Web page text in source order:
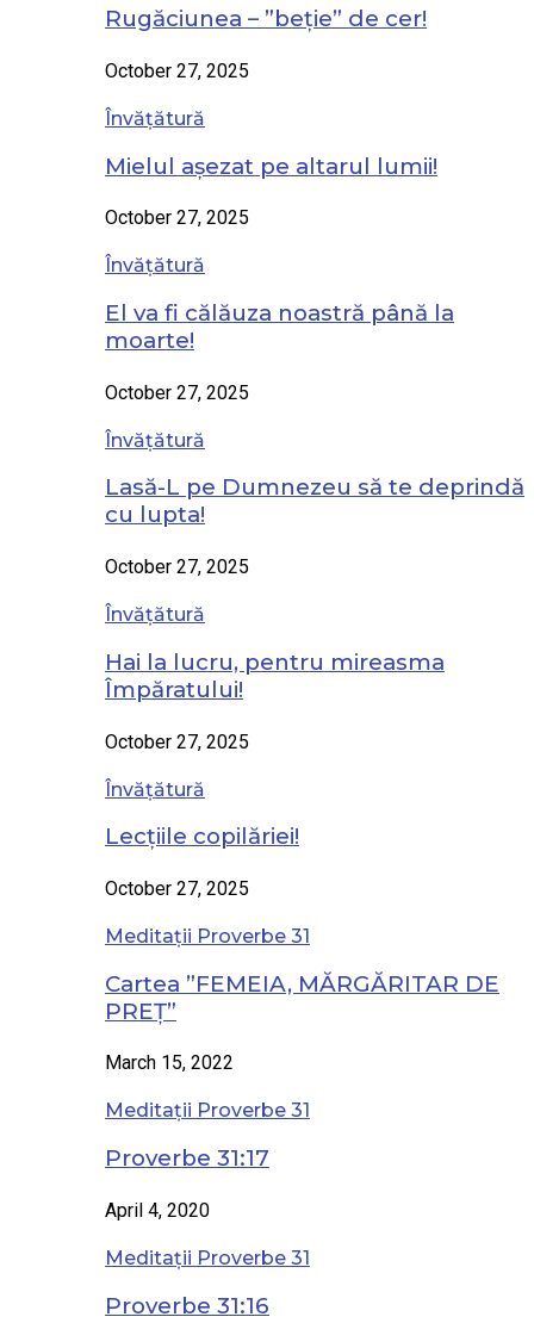
Rugăciunea – ”beție” de cer!
October 27, 2025
Învățătură
Mielul așezat pe altarul lumii!
October 27, 2025
Învățătură
El va fi călăuza noastră până la
moarte!
October 27, 2025
Învățătură
Lasă-L pe Dumnezeu să te deprindă
cu lupta!
October 27, 2025
Învățătură
Hai la lucru, pentru mireasma
Împăratului!
October 27, 2025
Învățătură
Lecțiile copilăriei!
October 27, 2025
Meditații Proverbe 31
Cartea ”FEMEIA, MĂRGĂRITAR DE
PREȚ”
March 15, 2022
Meditații Proverbe 31
Proverbe 31:17
April 4, 2020
Meditații Proverbe 31
Proverbe 31:16